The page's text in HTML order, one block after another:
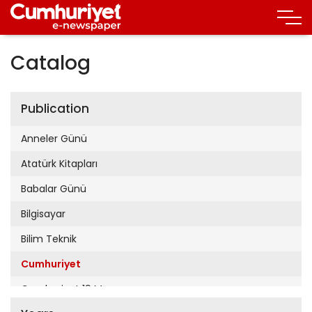
Catalog
Publication
Anneler Günü
Atatürk Kitapları
Babalar Günü
Bilgisayar
Bilim Teknik
Cumhuriyet
Cumhuriyet 19 Mayıs